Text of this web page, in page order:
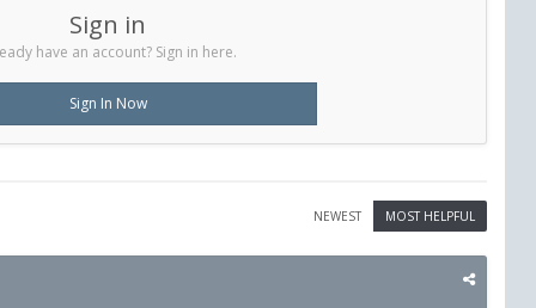
Sign in
have an account? Sign in here.
Sign In Now
MOST HELPFUL
NEWEST